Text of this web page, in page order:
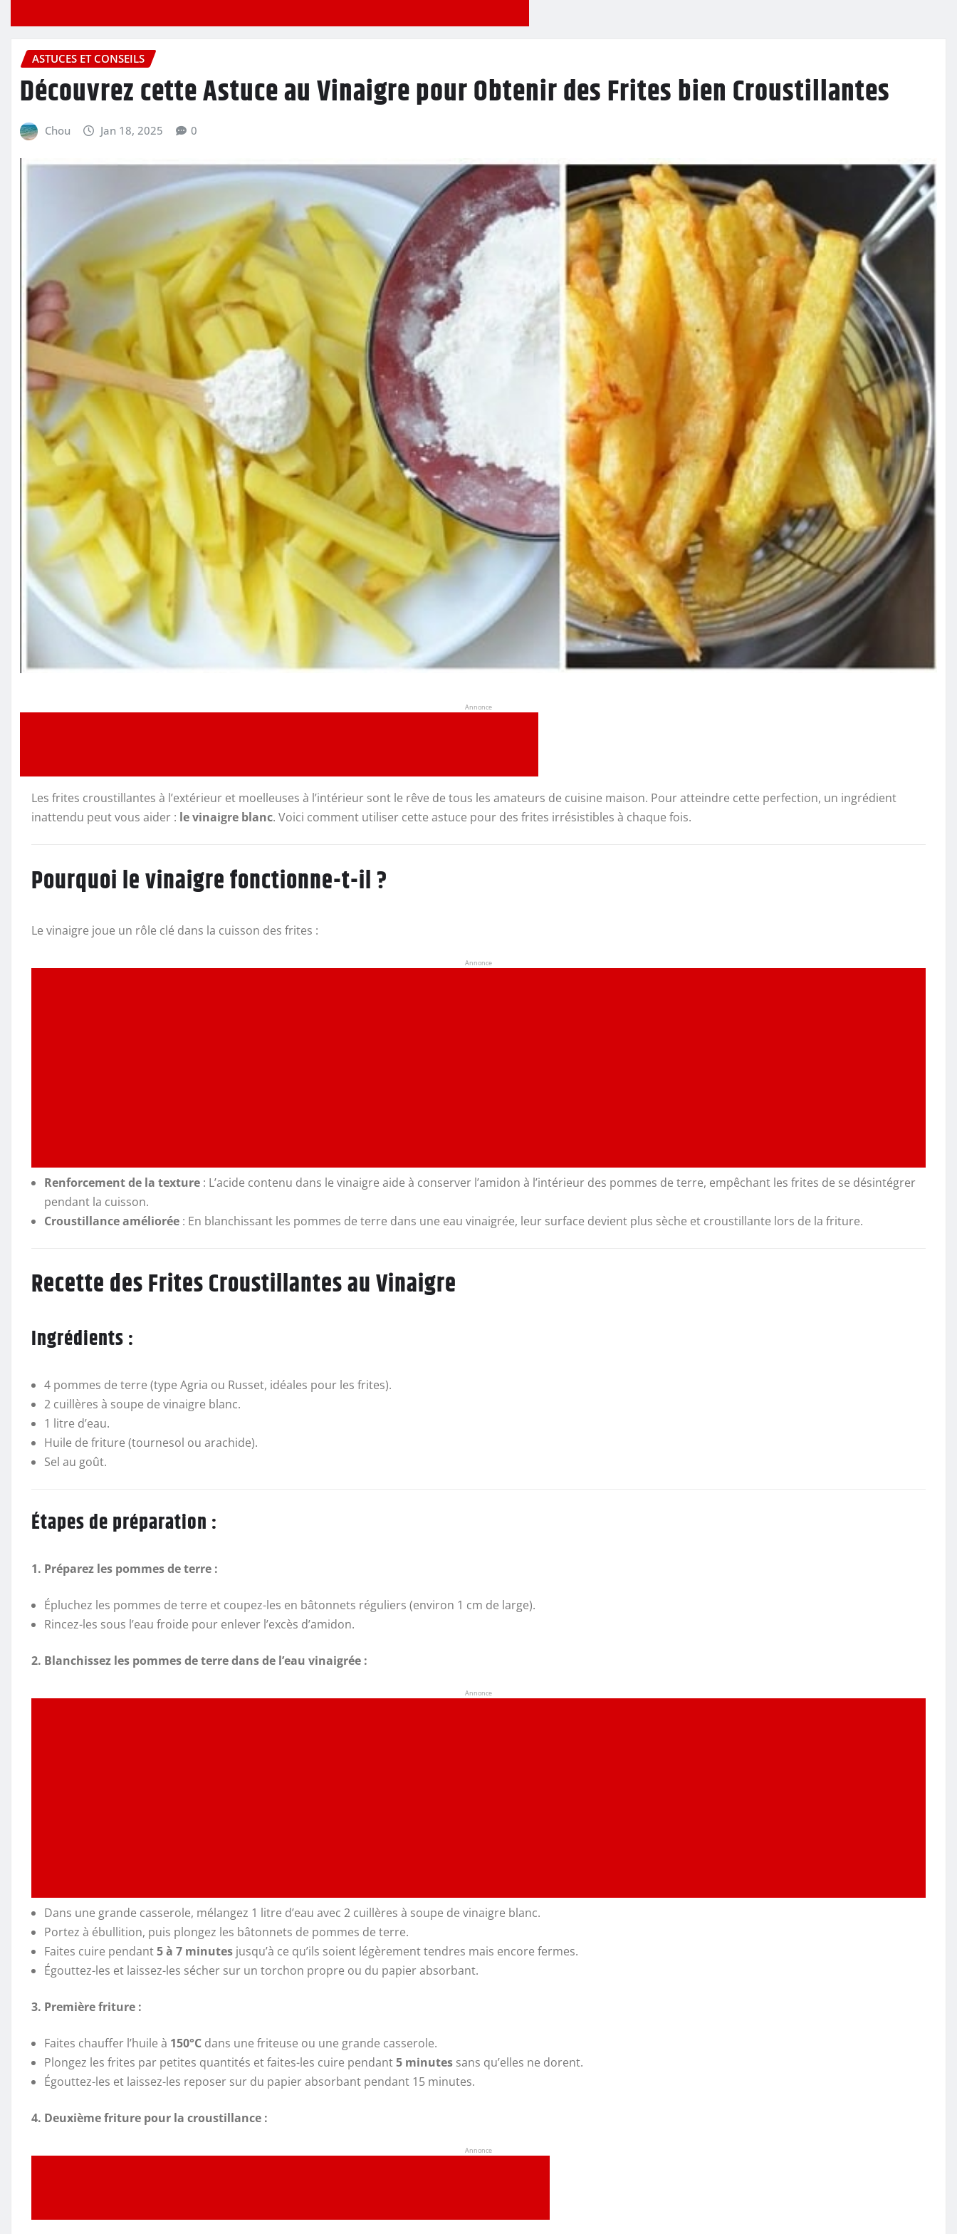
ASTUCES ET CONSEILS
Découvrez cette Astuce au Vinaigre pour Obtenir des Frites bien Croustillantes
Chou Jan 18, 2025 0
Annonce
Les frites croustillantes à l’extérieur et moelleuses à l’intérieur sont le rêve de tous les amateurs de cuisine maison. Pour atteindre cette perfection, un ingrédient
inattendu peut vous aider : le vinaigre blanc. Voici comment utiliser cette astuce pour des frites irrésistibles à chaque fois.
Pourquoi le vinaigre fonctionne-t-il ?
Le vinaigre joue un rôle clé dans la cuisson des frites :
Annonce
Renforcement de la texture : L’acide contenu dans le vinaigre aide à conserver l’amidon à l’intérieur des pommes de terre, empêchant les frites de se désintégrer
pendant la cuisson.
Croustillance améliorée : En blanchissant les pommes de terre dans une eau vinaigrée, leur surface devient plus sèche et croustillante lors de la friture.
Recette des Frites Croustillantes au Vinaigre
Ingrédients :
4 pommes de terre (type Agria ou Russet, idéales pour les frites).
2 cuillères à soupe de vinaigre blanc.
1 litre d’eau.
Huile de friture (tournesol ou arachide).
Sel au goût.
Étapes de préparation :
1. Préparez les pommes de terre :
Épluchez les pommes de terre et coupez-les en bâtonnets réguliers (environ 1 cm de large).
Rincez-les sous l’eau froide pour enlever l’excès d’amidon.
2. Blanchissez les pommes de terre dans de l’eau vinaigrée :
Annonce
Dans une grande casserole, mélangez 1 litre d’eau avec 2 cuillères à soupe de vinaigre blanc.
Portez à ébullition, puis plongez les bâtonnets de pommes de terre.
Faites cuire pendant5 à 7 minutes jusqu’à ce qu’ils soient légèrement tendres mais encore fermes.
Égouttez-les et laissez-les sécher sur un torchon propre ou du papier absorbant.
3. Première friture :
Faites chauffer l’huile à 150°C dans une friteuse ou une grande casserole.
Plongez les frites par petites quantités et faites-les cuire pendant5 minutes sans qu’elles ne dorent.
Égouttez-les et laissez-les reposer sur du papier absorbant pendant 15 minutes.
4. Deuxième friture pour la croustillance :
Annonce